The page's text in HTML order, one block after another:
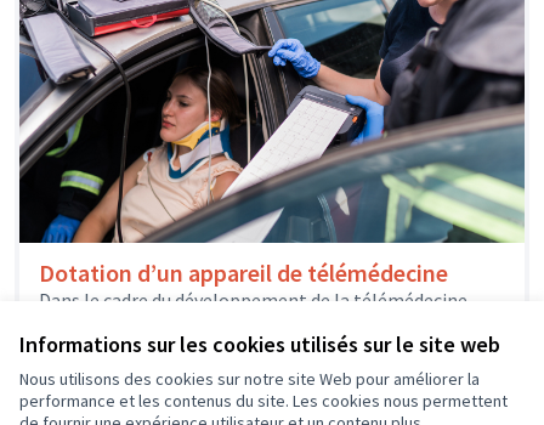
Informations sur les cookies utilisés sur le site web
Nous utilisons des cookies sur notre site Web pour améliorer la
performance et les contenus du site. Les cookies nous permettent
Dotation d’un appareil de télémédecine
Dans le cadre du développement de la télémédecine
d’Incendie et de...
Solidarité et développement local